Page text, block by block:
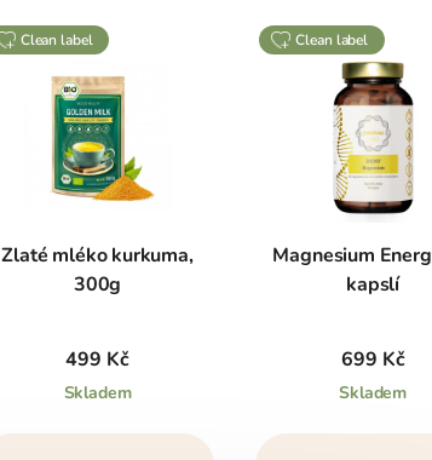
clean label
Zlaté mléko kurkuma,
300g
499 Kč
Skladem
clean label
Magnesium
kapslí
699 Kč
Skladem